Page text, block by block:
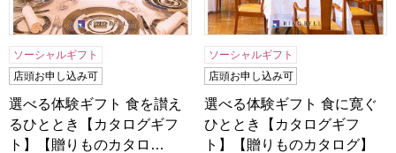
ソーシャルギフト
店頭お申し込み可
選べる体験ギフト 食を讃え
るひととき【カタログギフ
ト】【贈りものカタロ…
ソーシャルギフト
店頭お申し込み可
選べる体験ギフト 食に寛ぐ
ひととき【カタログギフ
ト】【贈りものカタログ】